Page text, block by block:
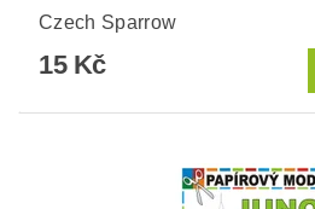
Czech Sparrow
15 Kč